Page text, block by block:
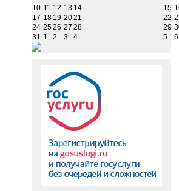
10 11 12 13 14 15
17 18 19 2021 22
24 2526 27 28 29
31 1 2 3 4 5 6